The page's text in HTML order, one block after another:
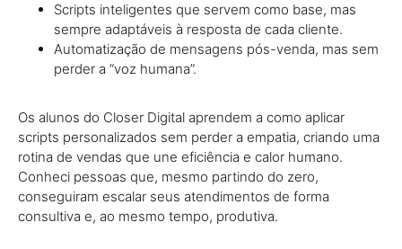
Scripts inteligentes que servem como base, mas
sempre adaptáveis à resposta de cada cliente.
Automatização de mensagens pós-venda, mas sem
perder a “voz humana”.
Os alunos do Closer Digital aprendem a como aplicar
scripts personalizados sem perder a empatia, criando uma
rotina de vendas que une eficiência e calor humano.
Conheci pessoas que, mesmo partindo do zero,
conseguiram escalar seus atendimentos de forma
consultiva e, ao mesmo tempo, produtiva.